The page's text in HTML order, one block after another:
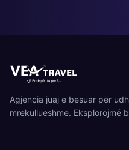
Agjencia juaj e besuar për
mrekullueshme. Eksplorojmë